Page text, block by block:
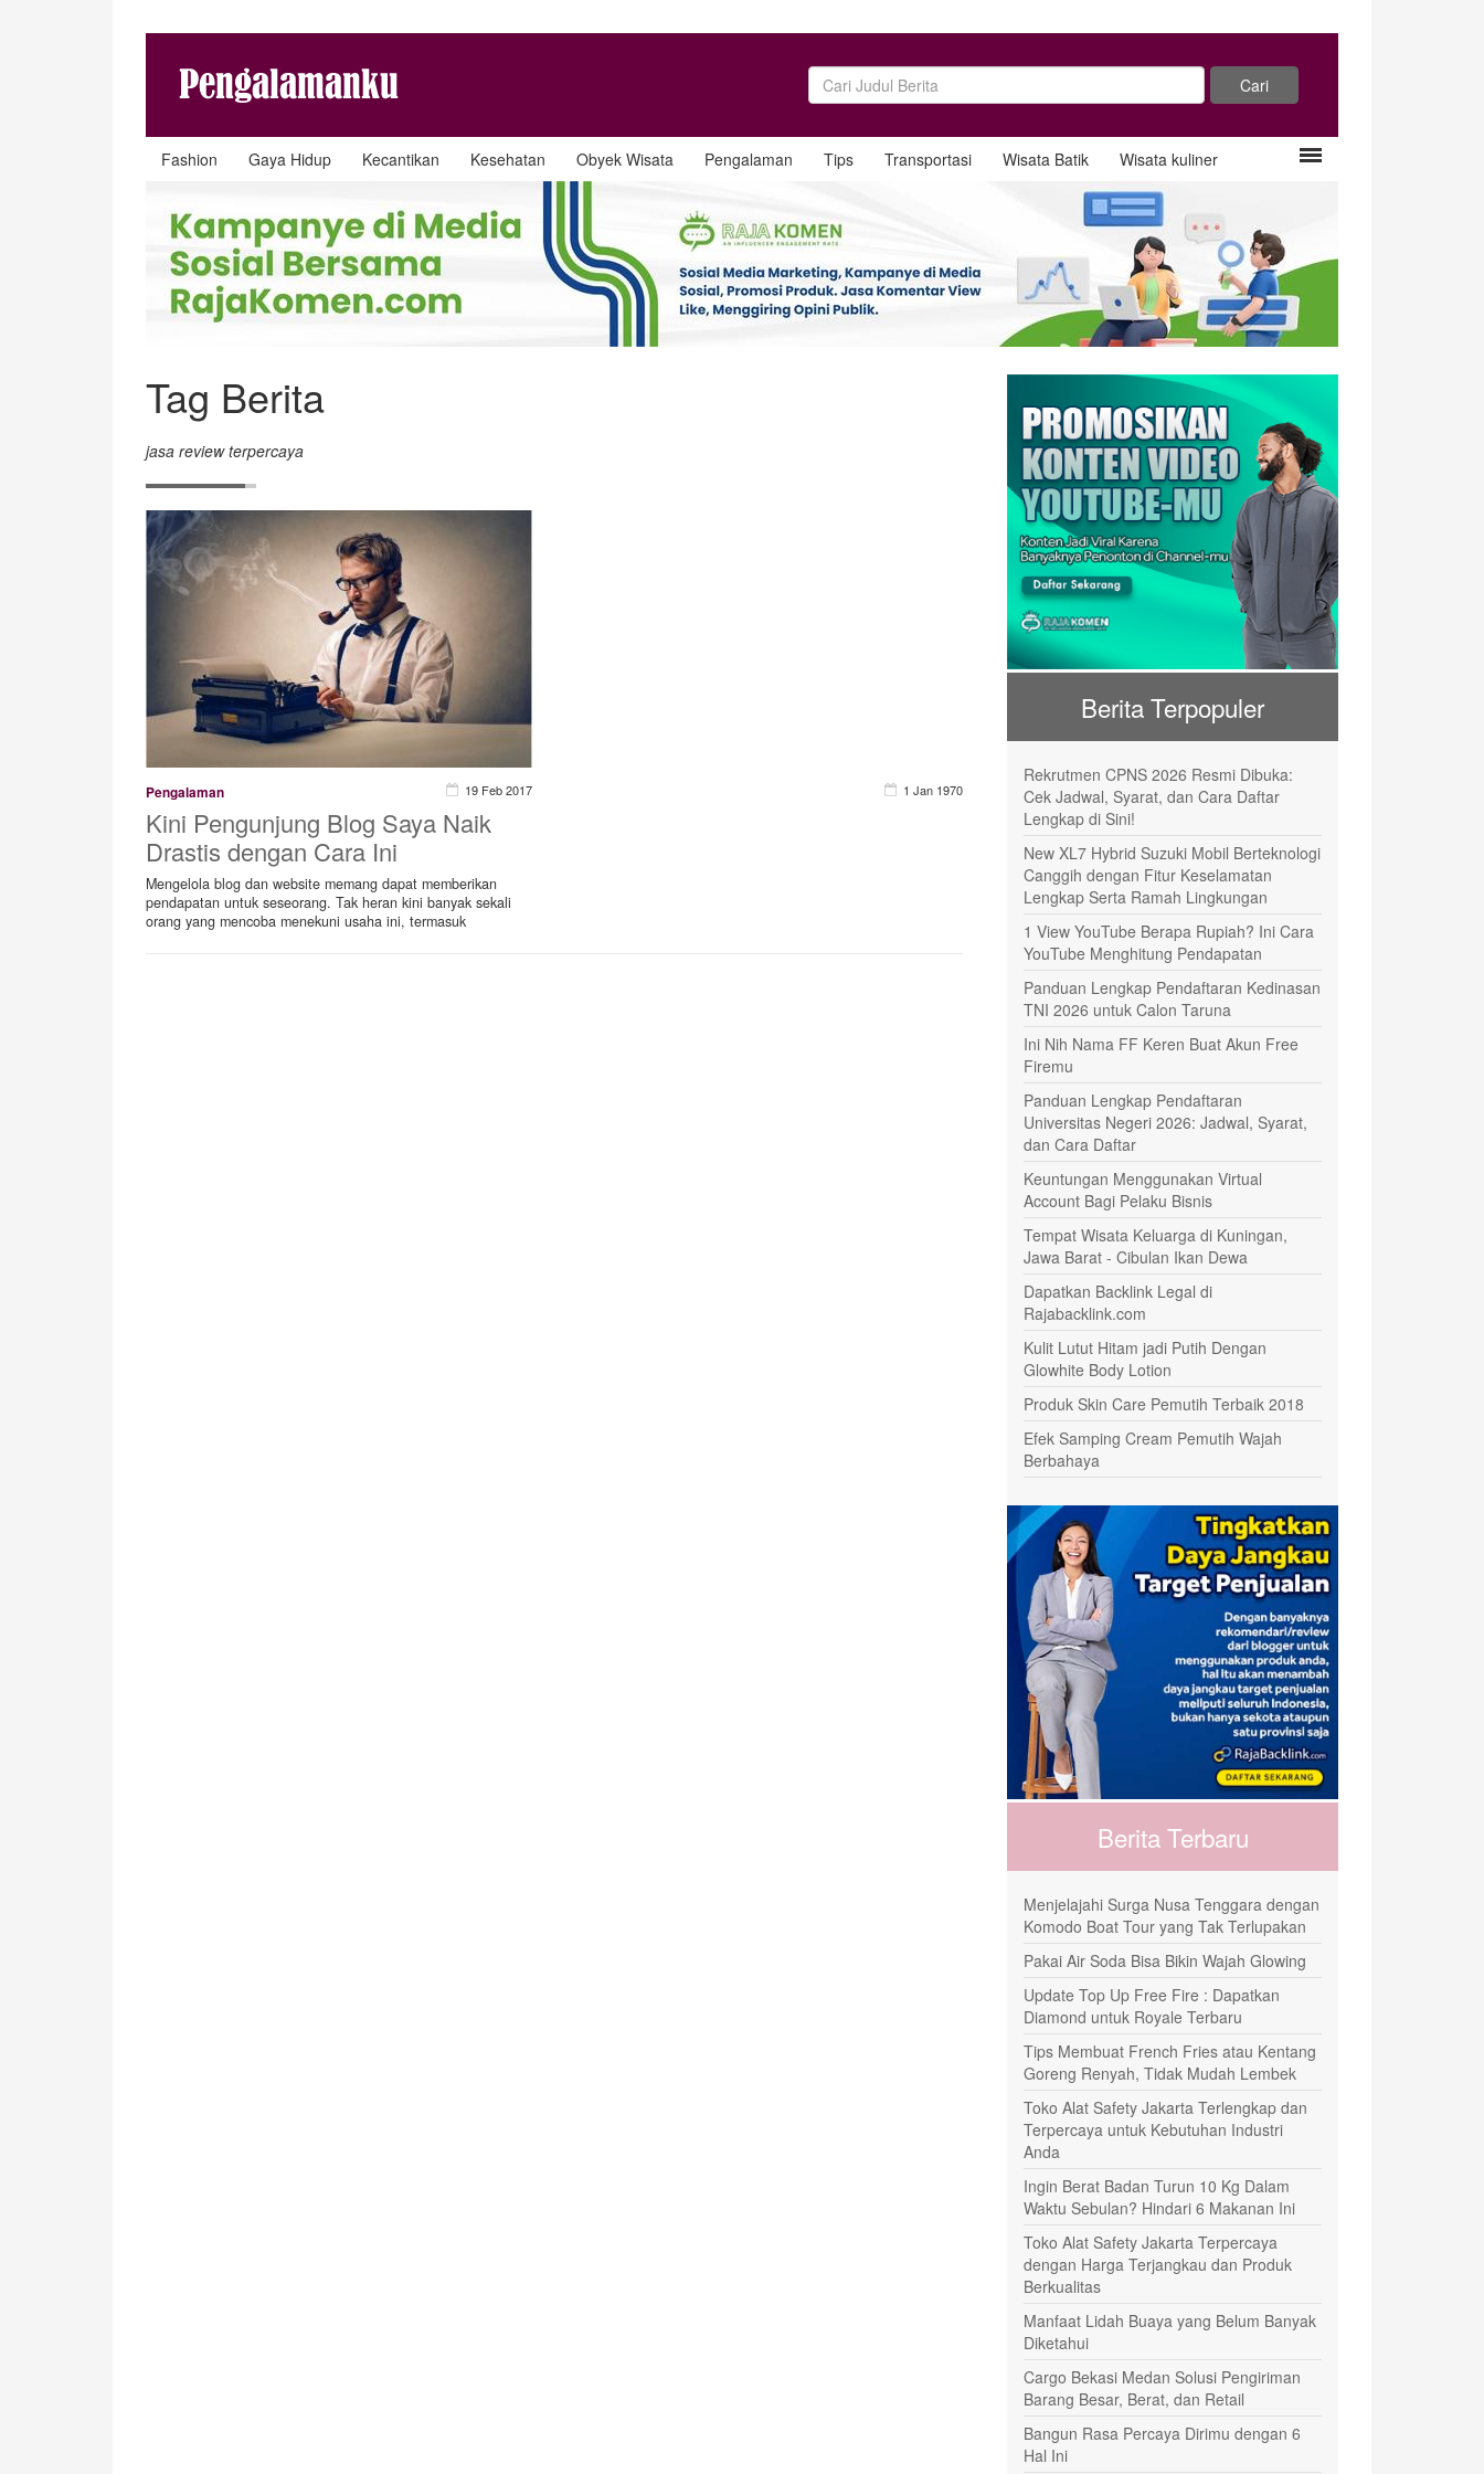
Fashion Gaya Hidup Kecantikan Kesehatan Obyek Wisata Pengalaman Tips Transportasi Wisata Batik Wisata kuliner
Tag Berita
jasa review terpercaya
Pengalaman 19 Feb 2017
Kini Pengunjung Blog Saya Naik
Drastis dengan Cara Ini
Mengelola blog dan website memang dapat memberikan
pendapatan untuk seseorang. Tak heran kini banyak sekali
orang yang mencoba menekuni usaha ini, termasuk
1 Jan 1970
Berita Terpopuler
Rekrutmen CPNS 2026 Resmi Dibuka:
Cek Jadwal, Syarat, dan Cara Daftar
Lengkap di Sini!
New XL7 Hybrid Suzuki Mobil Berteknologi
Canggih dengan Fitur Keselamatan
Lengkap Serta Ramah Lingkungan
1 View YouTube Berapa Rupiah? Ini Cara
YouTube Menghitung Pendapatan
Panduan Lengkap Pendaftaran Kedinasan
TNI 2026 untuk Calon Taruna
Ini Nih Nama FF Keren Buat Akun Free
Firemu
Panduan Lengkap Pendaftaran
Universitas Negeri 2026: Jadwal, Syarat,
dan Cara Daftar
Keuntungan Menggunakan Virtual
Account Bagi Pelaku Bisnis
Tempat Wisata Keluarga di Kuningan,
Jawa Barat - Cibulan Ikan Dewa
Dapatkan Backlink Legal di
Rajabacklink.com
Kulit Lutut Hitam jadi Putih Dengan
Glowhite Body Lotion
Produk Skin Care Pemutih Terbaik 2018
Efek Samping Cream Pemutih Wajah
Berbahaya
Berita Terbaru
Menjelajahi Surga Nusa Tenggara dengan
Komodo Boat Tour yang Tak Terlupakan
Pakai Air Soda Bisa Bikin Wajah Glowing
Update Top Up Free Fire : Dapatkan
Diamond untuk Royale Terbaru
Tips Membuat French Fries atau Kentang
Goreng Renyah, Tidak Mudah Lembek
Toko Alat Safety Jakarta Terlengkap dan
Terpercaya untuk Kebutuhan Industri
Anda
Ingin Berat Badan Turun 10 Kg Dalam
Waktu Sebulan? Hindari 6 Makanan Ini
Toko Alat Safety Jakarta Terpercaya
dengan Harga Terjangkau dan Produk
Berkualitas
Manfaat Lidah Buaya yang Belum Banyak
Diketahui
Cargo Bekasi Medan Solusi Pengiriman
Barang Besar, Berat, dan Retail
Bangun Rasa Percaya Dirimu dengan 6
Hal Ini